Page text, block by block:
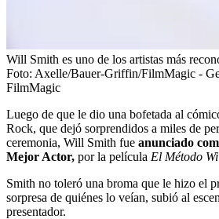
Will Smith es uno de los artistas más
Foto: Axelle/Bauer-Griffin/FilmMagic -
FilmMagic
Luego de que le dio una bofetada al
Rock, que dejó sorprendidos a miles de
ceremonia, Will Smith fue anunciado
Mejor Actor, por la película El Método
Smith no toleró una broma que le hizo el
sorpresa de quiénes lo veían, subió al
presentador.